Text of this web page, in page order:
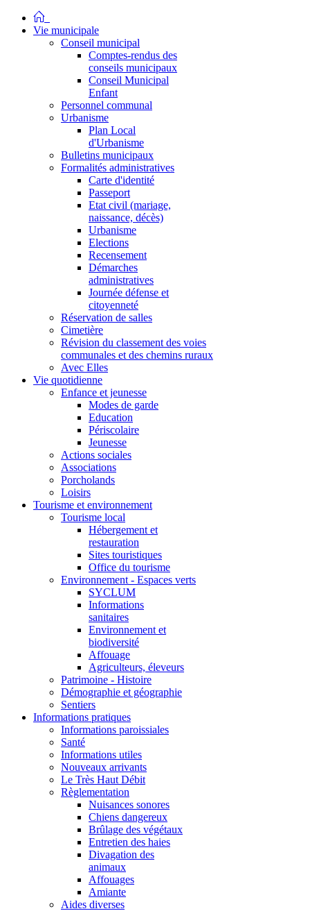
Vie municipale
Conseil municipal
Comptes-rendus des
conseils municipaux
Conseil Municipal
Enfant
Personnel communal
Urbanisme
Plan Local
d'Urbanisme
Bulletins municipaux
Formalités administratives
Carte d'identité
Passeport
Etat civil (mariage,
naissance, décès)
Urbanisme
Elections
Recensement
Démarches
administratives
Journée défense et
citoyenneté
Réservation de salles
Cimetière
Révision du classement des voies
communales et des chemins ruraux
Avec Elles
Vie quotidienne
Enfance et jeunesse
Modes de garde
Education
Périscolaire
Jeunesse
Actions sociales
Associations
Porcholands
Loisirs
Tourisme et environnement
Tourisme local
Hébergement et
restauration
Sites touristiques
Office du tourisme
Environnement - Espaces verts
SYCLUM
Informations
sanitaires
Environnement et
biodiversité
Affouage
Agriculteurs, éleveurs
Patrimoine - Histoire
Démographie et géographie
Sentiers
Informations pratiques
Informations paroissiales
Santé
Informations utiles
Nouveaux arrivants
Le Très Haut Débit
Règlementation
Nuisances sonores
Chiens dangereux
Brûlage des végétaux
Entretien des haies
Divagation des
animaux
Affouages
Amiante
Aides diverses